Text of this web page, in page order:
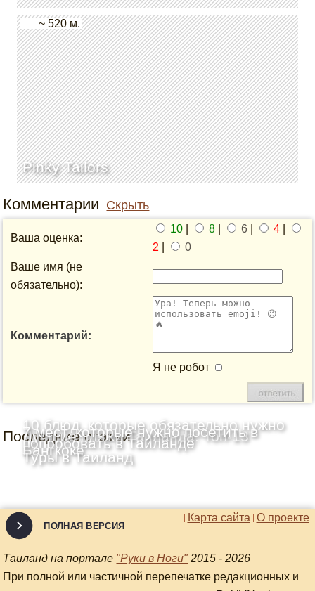
Pinky Tailors
~ 520 м.
Комментарии Скрыть
Ваша оценка:
10 8 6 4
2
0
Ваше имя (не
обязательно):
Комментарий:
Я не робот
Последние статьи
Лучшие пляжи Таиланда: Топ-13
10 блюд, которые обязательно нужно
попробовать в Таиланде
7 мест, которые нужно посетить в
Бангкоке
Туры в Таиланд
О проекте
Карта сайта
ПОЛНАЯ ВЕРСИЯ
Таиланд на портале "Руки в Ноги" 2015 - 2026
При полной или частичной перепечатке редакционных и